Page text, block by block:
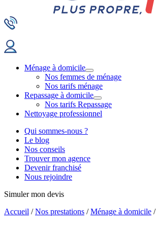
Ménage à domicile
Nos femmes de ménage
Nos tarifs ménage
Repassage à domicile
Nos tarifs Repassage
Nettoyage professionnel
Qui sommes-nous ?
Le blog
Nos conseils
Trouver mon agence
Devenir franchisé
Nous rejoindre
Simuler mon devis
Accueil /Nos prestations /Ménage à domicile /